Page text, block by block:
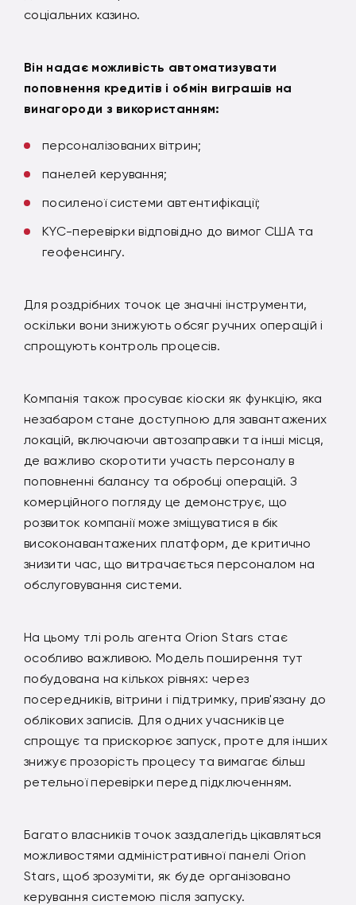
соціальних казино.
Він надає можливість автоматизувати
поповнення кредитів і обмін виграшів на
винагороди з використанням:
персоналізованих вітрин;
панелей керування;
посиленої системи автентифікації;
KYC-перевірки відповідно до вимог США та
геофенсингу.
Для роздрібних точок це значні інструменти,
оскільки вони знижують обсяг ручних операцій і
спрощують контроль процесів.
Компанія також просуває кіоски як функцію, яка
незабаром стане доступною для завантажених
локацій, включаючи автозаправки та інші місця,
де важливо скоротити участь персоналу в
поповненні балансу та обробці операцій. З
комерційного погляду це демонструє, що
розвиток компанії може зміщуватися в бік
високонавантажених платформ, де критично
знизити час, що витрачається персоналом на
обслуговування системи.
На цьому тлі роль агента Orion Stars стає
особливо важливою. Модель поширення тут
побудована на кількох рівнях: через
посередників, вітрини і підтримку, прив'язану до
облікових записів. Для одних учасників це
спрощує та прискорює запуск, проте для інших
знижує прозорість процесу та вимагає більш
ретельної перевірки перед підключенням.
Багато власників точок заздалегідь цікавляться
можливостями адміністративної панелі Orion
Stars, щоб зрозуміти, як буде організовано
керування системою після запуску.